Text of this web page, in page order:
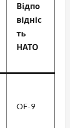
Відпо
відніс
ть
НАТО
OF-9